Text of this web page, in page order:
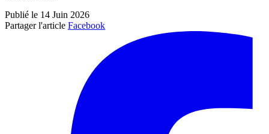
Publié le 14 Juin 2026
Partager l'article Facebook